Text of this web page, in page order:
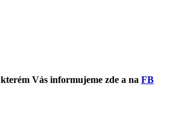
Vás informujeme zde a na FB